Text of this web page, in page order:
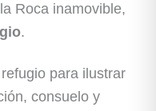
Roca inamovible,
.
para ilustrar
consuelo y